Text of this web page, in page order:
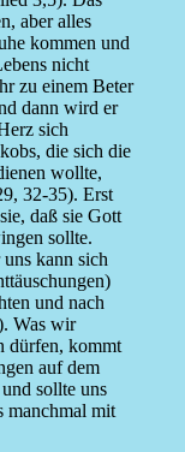
aber alles
kommen und
nicht
zu einem Beter
dann wird er
sich
die sich die
wollte,
32-35). Erst
daß sie Gott
sollte.
kann sich
und nach
Was wir
dürfen, kommt
auf dem
sollte uns
manchmal mit